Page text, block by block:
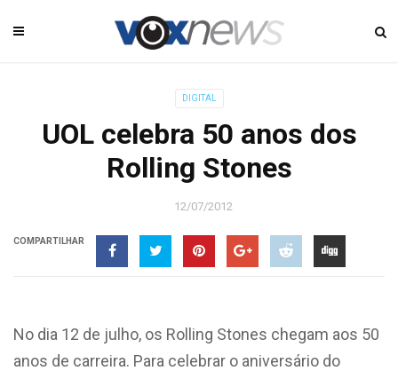
DIGITAL
UOL celebra 50 anos dos
Rolling Stones
12/07/2012
COMPARTILHAR
No dia 12 de julho, os Rolling Stones chegam aos 50
anos de carreira. Para celebrar o aniversário do